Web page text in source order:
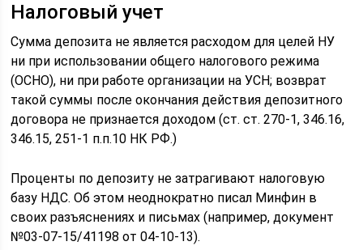
Налоговый учет
Сумма депозита не является расходом для целей НУ
ни при использовании общего налогового режима
(ОСНО), ни при работе организации на УСН; возврат
такой суммы после окончания действия депозитного
договора не признается доходом (ст. ст. 270-1, 346.16,
346.15, 251-1 п.п.10 НК РФ.)
Проценты по депозиту не затрагивают налоговую
базу НДС. Об этом неоднократно писал Минфин в
своих разъяснениях и письмах (например, документ
№03-07-15/41198 от 04-10-13).